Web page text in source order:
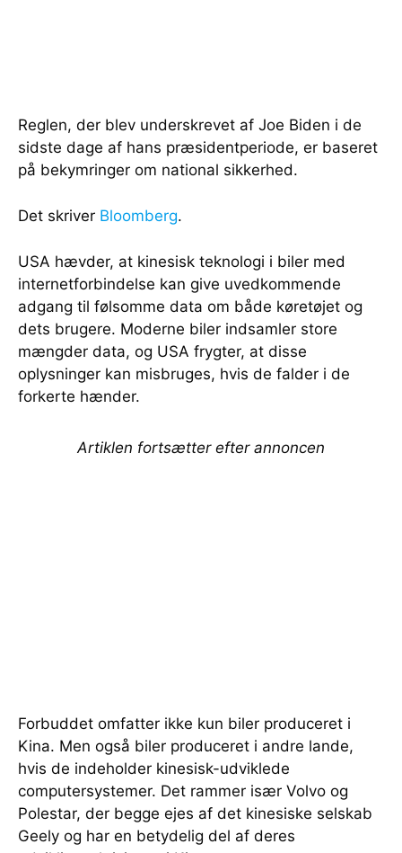
Reglen, der blev underskrevet af Joe Biden i de
sidste dage af hans præsidentperiode, er baseret
på bekymringer om national sikkerhed.
Det skriver Bloomberg.
USA hævder, at kinesisk teknologi i biler med
internetforbindelse kan give uvedkommende
adgang til følsomme data om både køretøjet og
dets brugere. Moderne biler indsamler store
mængder data, og USA frygter, at disse
oplysninger kan misbruges, hvis de falder i de
forkerte hænder.
Artiklen fortsætter efter annoncen
Forbuddet omfatter ikke kun biler produceret i
Kina. Men også biler produceret i andre lande,
hvis de indeholder kinesisk-udviklede
computersystemer. Det rammer især Volvo og
Polestar, der begge ejes af det kinesiske selskab
Geely og har en betydelig del af deres